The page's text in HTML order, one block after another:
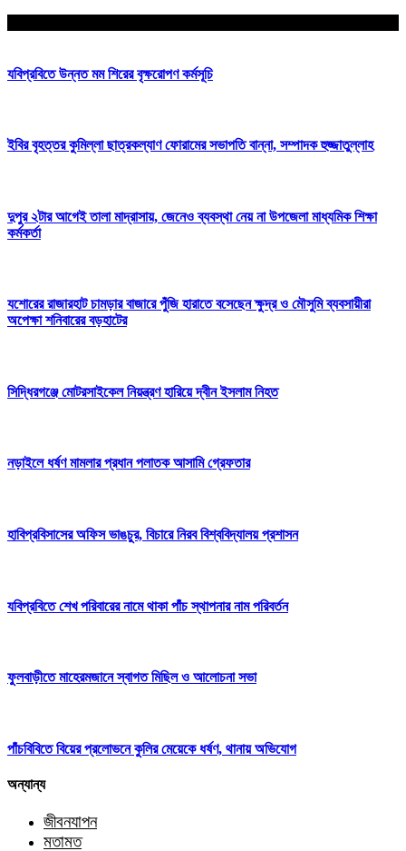
যবিপ্রবিতে উন্নত মম শিরের বৃক্ষরোপণ কর্মসূচি
ইবির বৃহত্তর কুমিল্লা ছাত্রকল্যাণ ফোরামের সভাপতি বান্না, সম্পাদক হুজ্জাতুল্লাহ
দুপুর ২টার আগেই তালা মাদ্রাসায়, জেনেও ব্যবস্থা নেয় না উপজেলা মাধ্যমিক শিক্ষা
কর্মকর্তা
যশোরের রাজারহাট চামড়ার বাজারে পুঁজি হারাতে বসেছেন ক্ষুদ্র ও মৌসুমি ব্যবসায়ীরা
অপেক্ষা শনিবারের বড়হাটের
সিদ্ধিরগঞ্জে মোটরসাইকেল নিয়ন্ত্রণ হারিয়ে দ্বীন ইসলাম নিহত
নড়াইলে ধর্ষণ মামলার প্রধান পলাতক আসামি গ্রেফতার
হাবিপ্রবিসাসের অফিস ভাঙচুর, বিচারে নিরব বিশ্ববিদ্যালয় প্রশাসন
যবিপ্রবিতে শেখ পরিবারের নামে থাকা পাঁচ স্থাপনার নাম পরিবর্তন
ফুলবাড়ীতে মাহেরমজানে স্বাগত মিছিল ও আলোচনা সভা
পাঁচবিবিতে বিয়ের প্রলোভনে কুলির মেয়েকে ধর্ষণ, থানায় অভিযোগ
অন্যান্য
জীবনযাপন
মতামত